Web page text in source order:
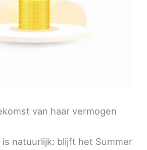
van haar vermogen
natuurlijk: blijft het Summer